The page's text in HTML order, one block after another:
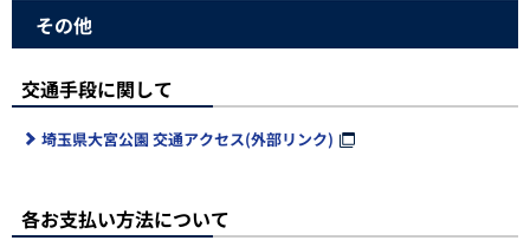
その他
交通手段に関して
埼玉県大宮公園 交通アクセス(外部リンク)
各お支払い方法について